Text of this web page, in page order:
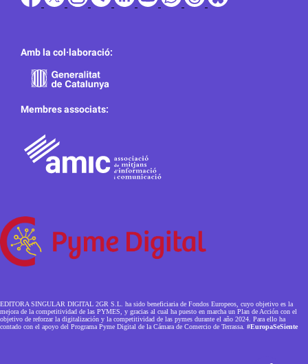
Amb la col·laboració:
Membres associats:
EDITORA SINGULAR DIGITAL 2GR S.L. ha sido beneficiaria de Fondos Europeos, cuyo objetivo es la
mejora de la competitividad de las PYMES, y gracias al cual ha puesto en marcha un Plan de Acción con el
objetivo de reforzar la digitalización y la competitividad de las pymes durante el año 2024. Para ello ha
contado con el apoyo del Programa Pyme Digital de la Cámara de Comercio de Terrassa. #EuropaSeSiente